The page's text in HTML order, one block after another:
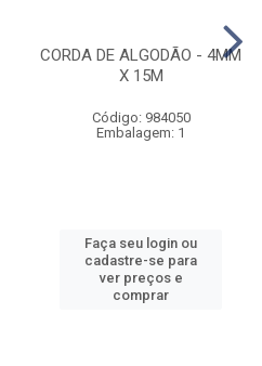
CORDA DE ALGODÃO - 4MM
X 15M
Código: 984050
Embalagem: 1
Faça seu login ou
cadastre-se para
ver preços e
comprar